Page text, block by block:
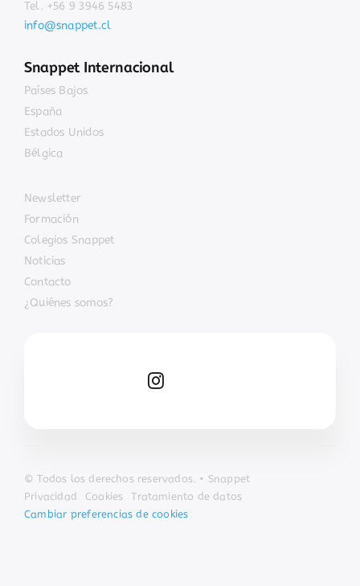
Tel. +56 9 3946 5483
info@snappet.cl
Snappet Internacional
Países Bajos
España
Estados Unidos
Bélgica
Newsletter
Formación
Colegios Snappet
Noticias
Contacto
¿Quiénes somos?
© Todos los derechos reservados. • Snappet
Privacidad
Cookies Tratamiento de datos
Cambiar preferencias de cookies